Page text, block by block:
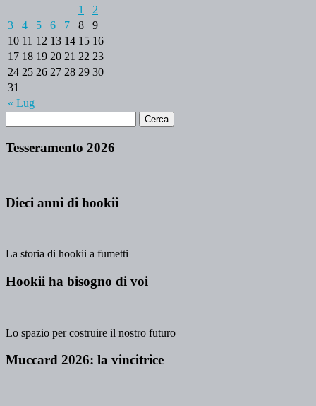
« Lug
1
2
3
4 5 6 7 8
9
10 11 12 13 14 15 16
17 18 19 20 21 22 23
24 25 26 27 28 29 30
31
Tesseramento 2026
Dieci anni di hookii
La storia di hookii a fumetti
Hookii ha bisogno di voi
Lo spazio per costruire il nostro futuro
Muccard 2026: la vincitrice